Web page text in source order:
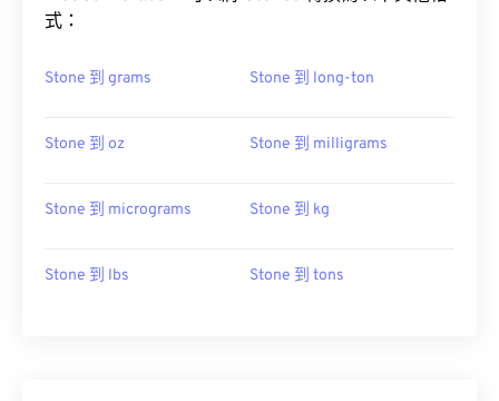
式：
Stone 到 grams Stone 到 long-ton
Stone 到 oz Stone 到 milligrams
Stone 到 micrograms Stone 到 kg
Stone 到 lbs Stone 到 tons